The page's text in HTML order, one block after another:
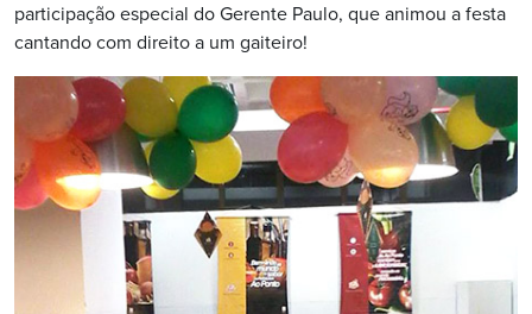
participação especial do Gerente Paulo, que animou a festa
cantando com direito a um gaiteiro!